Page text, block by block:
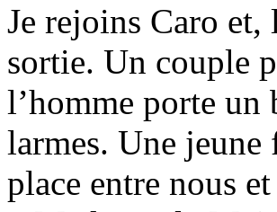
Je rejoins Caro et,
sortie. Un couple
l’homme porte un
larmes. Une
place entre nous